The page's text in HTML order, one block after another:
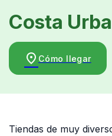
Costa
place Cómo llegar
Tiendas de muy